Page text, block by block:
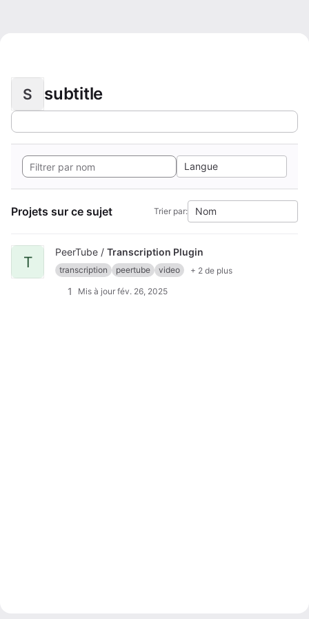
S subtitle
Langue
Projets sur ce sujet Trier par: Nom
Afficher le projet Transcription Plugin
T
PeerTube / Transcription Plugin
transcription peertube video + 2 de plus
1 Mis à jour fév. 26, 2025